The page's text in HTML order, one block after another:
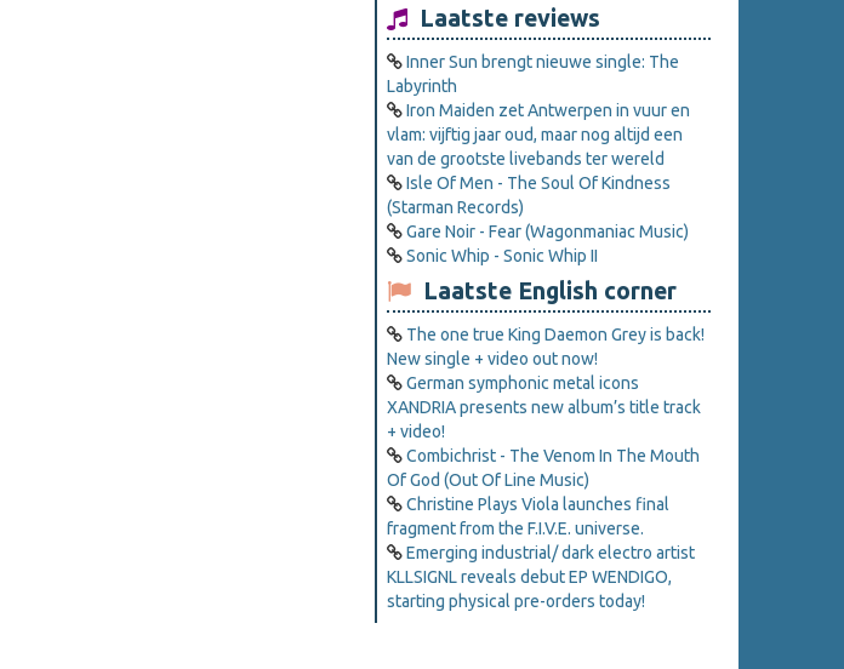
Laatste reviews
Inner Sun brengt nieuwe single: The
Labyrinth
Iron Maiden zet Antwerpen in vuur en
vlam: vijftig jaar oud, maar nog altijd een
van de grootste livebands ter wereld
Isle Of Men - The Soul Of Kindness
(Starman Records)
Gare Noir - Fear (Wagonmaniac Music)
Sonic Whip - Sonic Whip II
Laatste English corner
The one true King Daemon Grey is back!
New single + video out now!
German symphonic metal icons
XANDRIA presents new album’s title track
+ video!
Combichrist - The Venom In The Mouth
Of God (Out Of Line Music)
Christine Plays Viola launches final
fragment from the F.I.V.E. universe.
Emerging industrial/ dark electro artist
KLLSIGNL reveals debut EP WENDIGO,
starting physical pre-orders today!